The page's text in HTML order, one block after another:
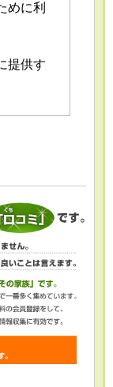
めに利
提供す
れるよ
開示、
用の停
停止
け付け
下の
け付